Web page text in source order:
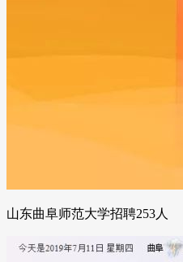
山东曲阜师范大学招聘253人